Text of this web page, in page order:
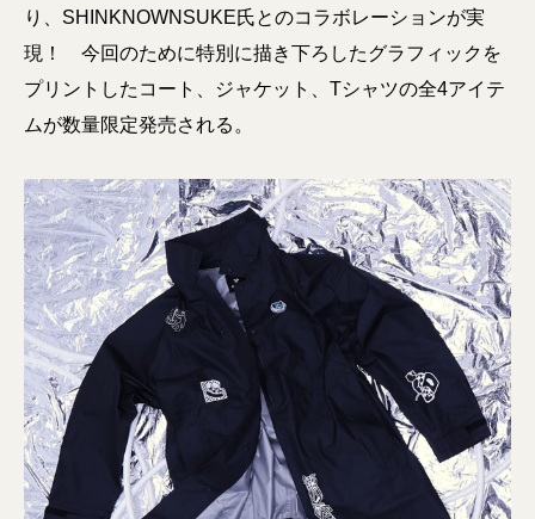
り、SHINKNOWNSUKE氏とのコラボレーションが実
現！ 今回のために特別に描き下ろしたグラフィックを
プリントしたコート、ジャケット、Tシャツの全4アイテ
ムが数量限定発売される。